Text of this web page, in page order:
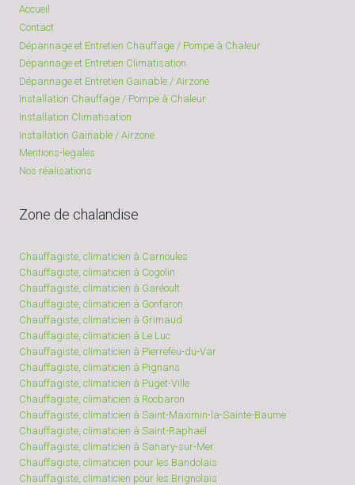
Accueil
Contact
Dépannage et Entretien Chauffage / Pompe à Chaleur
Dépannage et Entretien Climatisation
Dépannage et Entretien Gainable / Airzone
Installation Chauffage / Pompe à Chaleur
Installation Climatisation
Installation Gainable / Airzone
Mentions-legales
Nos réalisations
Zone de chalandise
Chauffagiste, climaticien à Carnoules
Chauffagiste, climaticien à Cogolin
Chauffagiste, climaticien à Garéoult
Chauffagiste, climaticien à Gonfaron
Chauffagiste, climaticien à Grimaud
Chauffagiste, climaticien à Le Luc
Chauffagiste, climaticien à Pierrefeu-du-Var
Chauffagiste, climaticien à Pignans
Chauffagiste, climaticien à Puget-Ville
Chauffagiste, climaticien à Rocbaron
Chauffagiste, climaticien à Saint-Maximin-la-Sainte-Baume
Chauffagiste, climaticien à Saint-Raphaël
Chauffagiste, climaticien à Sanary-sur-Mer
Chauffagiste, climaticien pour les Bandolais
Chauffagiste, climaticien pour les Brignolais